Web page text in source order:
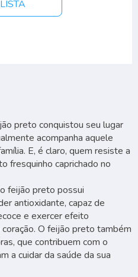
preto conquistou seu lugar
acompanha aquele
E, é claro, quem resiste a
fresquinho caprichado no
feijão preto possui
antioxidante, capaz de
e exercer efeito
O feijão preto também
que contribuem com o
a cuidar da saúde da sua